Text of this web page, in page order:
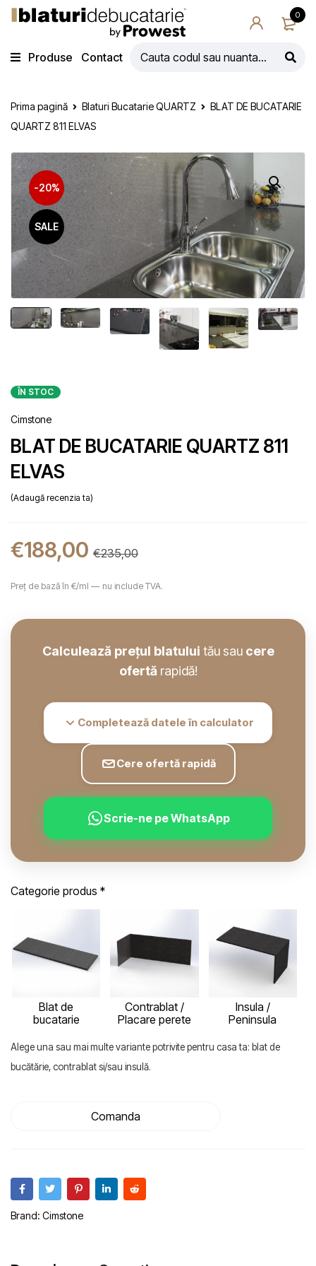
0
Produse Contact
Prima pagină Blaturi Bucatarie QUARTZ
BLAT DE BUCATARIE
QUARTZ 811 ELVAS
-20%
SALE
ÎN STOC
Cimstone
BLAT DE BUCATARIE QUARTZ 811
ELVAS
Adaugă recenzia ta
€235,00
€188,00
Preț de bază în €/ml — nu include TVA.
Calculează prețul blatului tău sau cere
ofertă rapidă!
Completează datele în calculator
Cere ofertă rapidă
Scrie-ne pe WhatsApp
Categorie produs *
Blat de
bucatarie
Contrablat /
Placare perete
Insula /
Peninsula
Alege una sau mai multe variante potrivite pentru casa ta: blat de
bucătărie, contrablat si/sau insulă.
Comanda
Brand: Cimstone